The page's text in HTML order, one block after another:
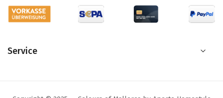
Service